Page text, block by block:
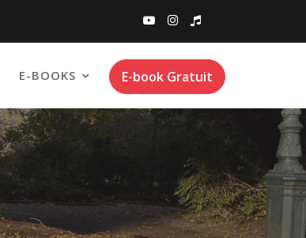
E-book Gratuit
E-BOOKS